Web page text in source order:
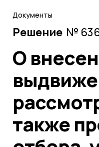
Документы
Решение №
О
также